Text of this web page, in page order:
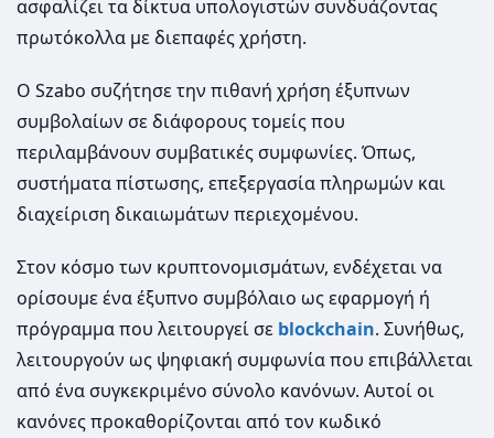
ασφαλίζει τα δίκτυα υπολογιστών συνδυάζοντας
πρωτόκολλα με διεπαφές χρήστη.
Ο Szabo συζήτησε την πιθανή χρήση έξυπνων
συμβολαίων σε διάφορους τομείς που
περιλαμβάνουν συμβατικές συμφωνίες. Όπως,
συστήματα πίστωσης, επεξεργασία πληρωμών και
διαχείριση δικαιωμάτων περιεχομένου.
Στον κόσμο των κρυπτονομισμάτων, ενδέχεται να
ορίσουμε ένα έξυπνο συμβόλαιο ως εφαρμογή ή
πρόγραμμα που λειτουργεί σε blockchain. Συνήθως,
λειτουργούν ως ψηφιακή συμφωνία που επιβάλλεται
από ένα συγκεκριμένο σύνολο κανόνων. Αυτοί οι
κανόνες προκαθορίζονται από τον κωδικό